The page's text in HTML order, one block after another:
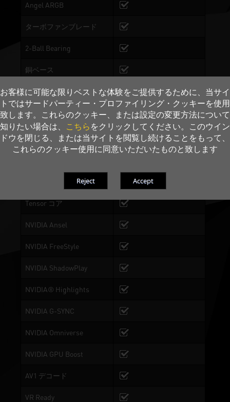
お客様に可能な限りベストな体験をご提供するために、当サイ
トではサードパーティー・プロファイリング・クッキーを使用
致します。これらのクッキー、または設定の変更方法について
知りたい場合は、
こちら をクリックしてください。このウイン
ドウを閉じる、または当サイトを閲覧し続けることをもって、
これらのクッキー使用に同意いただいたものと致します
Angel ARGB
ターボファンブレード
2-Ball Bearing
銅ベース
デュアル BIOS
BIOS 1: Performance
Mode, BIOS 2:Silent Mode
DrMOS
0-dB(デジベル) テクニッ
レイ トレーシング コア
Tensor コア
NVIDIA Ansel
NVIDIA FreeStyle
NVIDIA ShadowPlay
NVIDIA® Highlights
NVIDIA G-SYNC
NVIDIA Omniverse
NVIDIA GPU Boost
AV1 デコード
VR Ready